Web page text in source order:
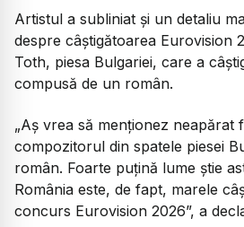
Artistul a subliniat și un detaliu
despre câștigătoarea Eurovision
Toth, piesa Bulgariei, care a
compusă de un român.
„Aș vrea să menționez neapărat
compozitorul din spatele piesei
român. Foarte puțină lume știe
România este, de fapt, marele
concurs Eurovision 2026”, a